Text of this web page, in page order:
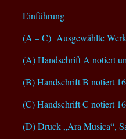
Einführung
(A – C) Ausgewählte
(A) Handschrift A notiert
(B) Handschrift B notiert
(C) Handschrift C notiert
(D) Druck „Ara Musica“,